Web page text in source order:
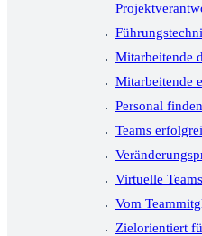
Mitarbeitende
Mitarbeitende
Personal
Teams
Virtuelle
Vom
Zielorientiert